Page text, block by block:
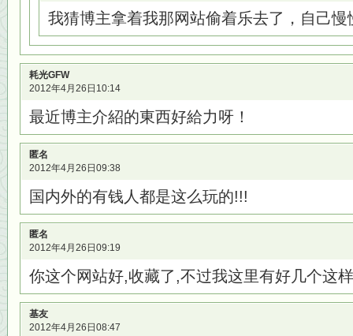
我猜博主拿着我那网站偷着乐去了，自己慢
耗光GFW
2012年4月26日10:14
最近博主介紹的東西好給力呀！
匿名
2012年4月26日09:38
国内外的有钱人都是这么玩的!!!
匿名
2012年4月26日09:19
你这个网站好,收藏了,不过我这里有好几个这
基友
2012年4月26日08:47